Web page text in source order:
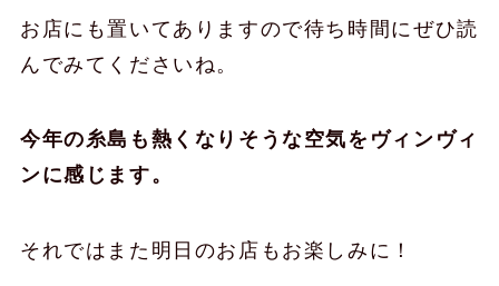
お店にも置いてありますので待ち時間にぜひ読
んでみてくださいね。
今年の糸島も熱くなりそうな空気をヴィンヴィ
ンに感じます。
それではまた明日のお店もお楽しみに！